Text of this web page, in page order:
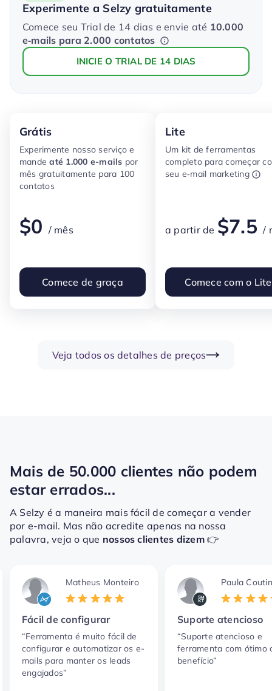
Experimente a Selzy gratuitamente
Comece seu Trial de 14 dias e envie até 10.000
e‑mails para 2.000 contatos
INICIE O TRIAL DE 14 DIAS
Grátis
Experimente nosso serviço e
mandeaté 1.000 e-mails por
mês gratuitamente para 100
contatos
$0 / mês
Comece de graça
Lite
Um kit de ferramentas
completo para começar
seu e‑mail marketing
a partir de $7.5 /
Comece com o Lite
Veja todos os detalhes de preços
Mais de 50.000 clientes não podem
estar errados...
A Selzy é a maneira mais fácil de começar a vender
por e-mail. Mas não acredite apenas na nossa
palavra, veja o que nossos clientes dizem👉
Matheus Monteiro
Fácil de configurar
“Ferramenta é muito fácil de
configurar e automatizar os e-
mails para manter os leads
engajados”
Paula
Suporte atencioso
“Suporte atencioso e
ferramenta com ótimo
benefício”